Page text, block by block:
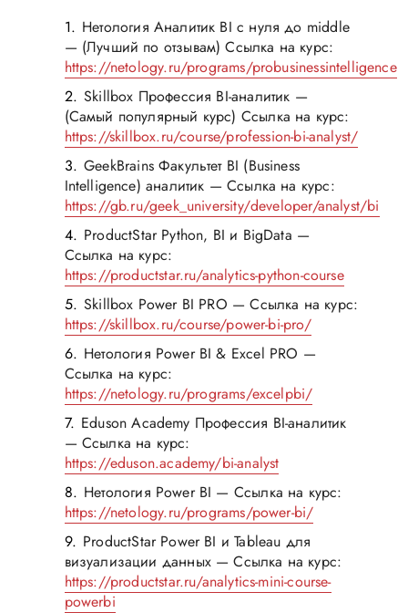
Нетология Аналитик BI с нуля до middle
— (Лучший по отзывам) Ссылка на курс:
https://netology.ru/programs/probusinessintelligence
Skillbox Профессия BI-аналитик —
(Самый популярный курс) Ссылка на курс:
https://skillbox.ru/course/profession-bi-analyst/
GeekBrains Факультет BI (Business
Intelligence) аналитик — Ссылка на курс:
https://gb.ru/geek_university/developer/analyst/bi
ProductStar Python, BI и BigData —
Ссылка на курс:
https://productstar.ru/analytics-python-course
Skillbox Power BI PRO — Ссылка на курс:
https://skillbox.ru/course/power-bi-pro/
Нетология Power BI & Excel PRO —
Ссылка на курс:
https://netology.ru/programs/excelpbi/
Eduson Academy Профессия BI-аналитик
— Ссылка на курс:
https://eduson.academy/bi-analyst
Нетология Power BI — Ссылка на курс:
https://netology.ru/programs/power-bi/
ProductStar Power BI и Tableau для
визуализации данных — Ссылка на курс:
https://productstar.ru/analytics-mini-course-
powerbi